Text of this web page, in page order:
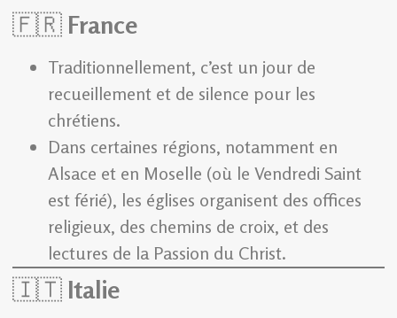
🇫🇷 France
Traditionnellement, c’est un jour de
recueillement et de silence pour les
chrétiens.
Dans certaines régions, notamment en
Alsace et en Moselle (où le Vendredi Saint
est férié), les églises organisent des offices
religieux, des chemins de croix, et des
lectures de la Passion du Christ.
🇮🇹 Italie